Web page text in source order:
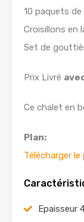
10 paquets de
Croisillons en
Set de
Prix Livré
Ce chalet en
Plan:
Télécharger le
Epaisseur